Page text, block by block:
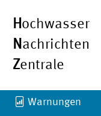
Hochwasser
Nachrichten
Zentrale
Warnungen